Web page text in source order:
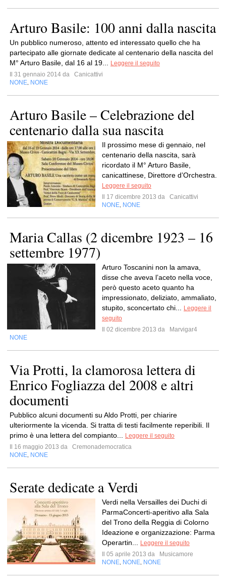
Arturo Basile: 100 anni dalla nascita
Un pubblico numeroso, attento ed interessato quello che ha
partecipato alle giornate dedicate al centenario della nascita del
M° Arturo Basile, dal 16 al 19...
Leggere il seguito
Il 31 gennaio 2014 da
Canicattivi
NONE NONE
Arturo Basile – Celebrazione del
centenario dalla sua nascita
Il prossimo mese di gennaio, nel
centenario della nascita, sarà
ricordato il M° Arturo Basile,
canicattinese, Direttore d’Orchestra.
Leggere il seguito
Il 17 dicembre 2013 da
Canicattivi
NONE NONE
Maria Callas (2 dicembre 1923 – 16
settembre 1977)
Arturo Toscanini non la amava,
disse che aveva l’aceto nella voce,
però questo aceto quanto ha
impressionato, deliziato, ammaliato,
stupito, sconcertato chi...
Leggere il
seguito
Il 02 dicembre 2013 da
Marvigar4
NONE
Via Protti, la clamorosa lettera di
Enrico Fogliazza del 2008 e altri
documenti
Pubblico alcuni documenti su Aldo Protti, per chiarire
ulteriormente la vicenda. Si tratta di testi facilmente reperibili. Il
primo è una lettera del compianto...
Leggere il seguito
Il 16 maggio 2013 da
Cremonademocratica
NONE NONE
Serate dedicate a Verdi
Verdi nella Versailles dei Duchi di
ParmaConcerti-aperitivo alla Sala
del Trono della Reggia di Colorno
Ideazione e organizzazione: Parma
Operartin...
Leggere il seguito
Il 05 aprile 2013 da
Musicamore
NONE NONE NONE